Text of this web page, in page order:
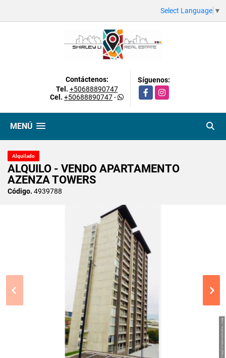
Select Language ▼
Contáctenos:
Tel. +50688890747
Cel. +50688890747-
Síguenos:
FacebookInstagram
MENÚ
Alquilado
ALQUILO - VENDO APARTAMENTO
AZENZA TOWERS
Código. 4939788